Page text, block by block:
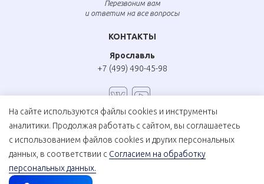
Перезвоним вам
и ответим на все вопросы
КОНТАКТЫ
Ярославль
+7 (499) 490-45-98
Соглашение на обработку персональных данных
Политика конфиденциальности
© «Лазерные машины», 2006—2026
На сайте используются файлы cookies и инструменты
аналитики. Продолжая работать с сайтом, вы соглашаетесь
с использованием файлов cookies и других персональных
данных, в соответствии с Согласием на обработку
персональных данных.